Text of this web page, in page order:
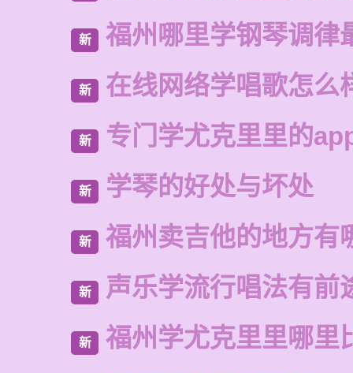
新 福州哪里学钢琴调律
新 在线网络学唱歌怎么
新 专门学尤克里里的
新 学琴的好处与坏处
新 福州卖吉他的地方有
新 声乐学流行唱法有前
新 福州学尤克里里哪里